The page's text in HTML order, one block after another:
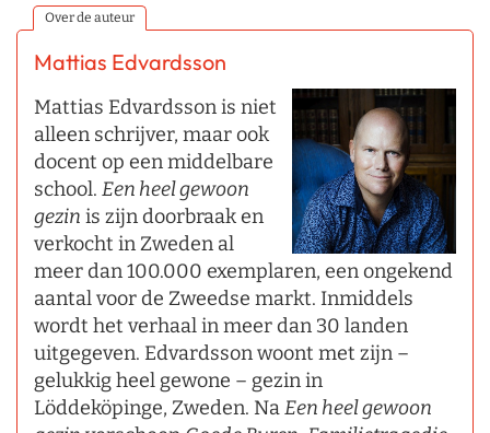
Over de auteur
Mattias Edvardsson
Mattias Edvardsson is niet
alleen schrijver, maar ook
docent op een middelbare
school. Een heel gewoon
gezin is zijn doorbraak en
verkocht in Zweden al
meer dan 100.000 exemplaren, een ongekend
aantal voor de Zweedse markt. Inmiddels
wordt het verhaal in meer dan 30 landen
uitgegeven. Edvardsson woont met zijn –
gelukkig heel gewone – gezin in
Löddeköpinge, Zweden. NaEen heel gewoon